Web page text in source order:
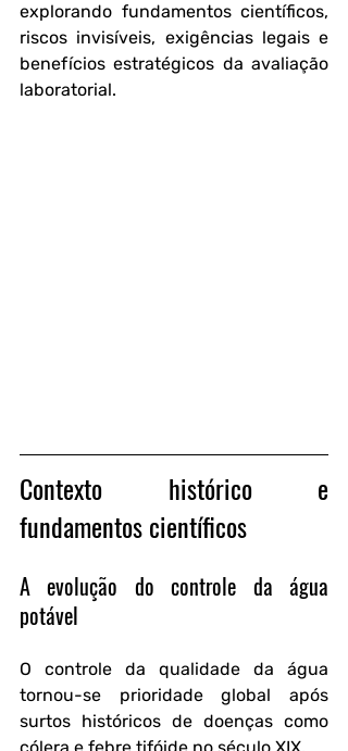
explorando fundamentos científicos,
riscos invisíveis, exigências legais e
benefícios estratégicos da avaliação
laboratorial.
Contexto histórico e
fundamentos científicos
A evolução do controle da água
potável
O controle da qualidade da água
tornou-se prioridade global após
surtos históricos de doenças como